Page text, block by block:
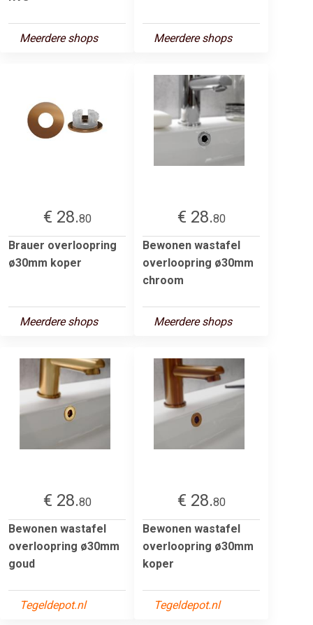
Meerdere shops Meerdere shops
€ 28.80
Brauer overloopring
ø30mm koper
Meerdere shops
€ 28.80
Bewonen wastafel
overloopring ø30mm
chroom
Meerdere shops
€ 28.80
Bewonen wastafel
overloopring ø30mm
goud
Tegeldepot.nl
€ 28.80
Bewonen wastafel
overloopring ø30mm
koper
Tegeldepot.nl